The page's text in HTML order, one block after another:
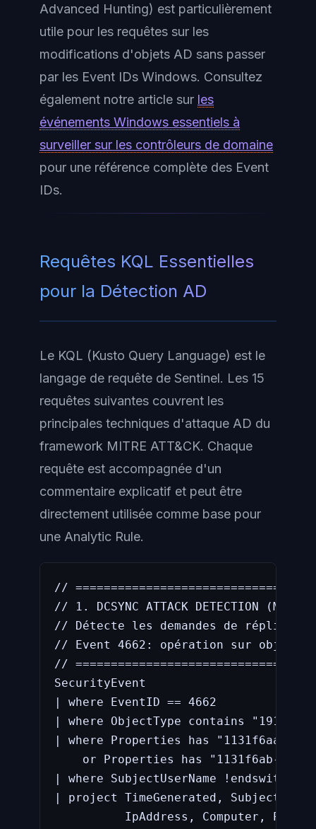
Advanced Hunting) est particulièrement
utile pour les requêtes sur les
modifications d'objets AD sans passer
par les Event IDs Windows. Consultez
également notre article sur les
événements Windows essentiels à
surveiller sur les contrôleurs de domaine
pour une référence complète des Event
IDs.
Requêtes KQL Essentielles
pour la Détection AD
Le KQL (Kusto Query Language) est le
langage de requête de Sentinel. Les 15
requêtes suivantes couvrent les
principales techniques d'attaque AD du
framework MITRE ATT&CK. Chaque
requête est accompagnée d'un
commentaire explicatif et peut être
directement utilisée comme base pour
une Analytic Rule.
//
// 1. DCSYNC ATTACK DETECTION
// Détecte les demandes de
// Event 4662: opération sur objet
//
SecurityEvent
| where EventID == 4662
| where ObjectType contains
| where Properties has "1131f6aa-
or Properties has "1131f6ab-
| where SubjectUserName
| project TimeGenerated,
IpAddress, Computer,